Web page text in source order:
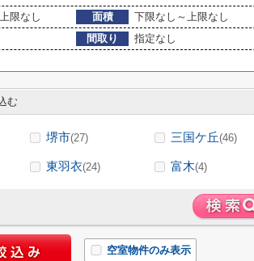
限なし 面積 下限なし～上限なし
間取り
指定なし
む
堺市(27) 三国ケ丘(46)
東羽衣(24) 富木(4)
空室物件のみ表示